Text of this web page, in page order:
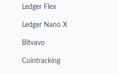
Ledger Flex
Ledger Nano X
Bitvavo
Cointracking